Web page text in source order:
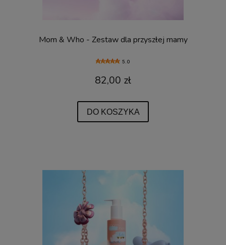
Mom & Who - Zestaw dla przyszłej mamy
5.0
82,00 zł
DO KOSZYKA